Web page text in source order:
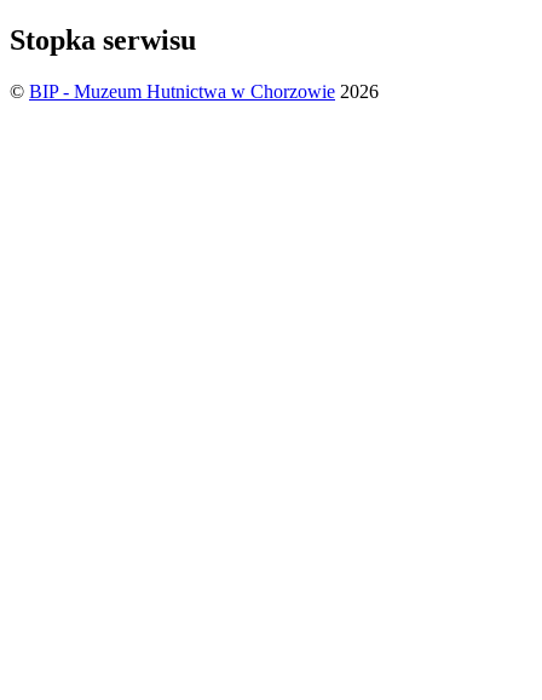
Stopka serwisu
© BIP - Muzeum Hutnictwa w Chorzowie 2026